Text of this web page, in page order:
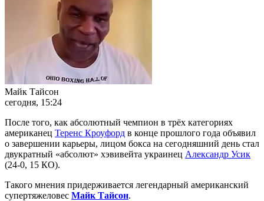
Майк Тайсон
сегодня, 15:24
После того, как абсолютный чемпион в трёх категориях
американец Теренс Кроуфорд в конце прошлого года объявил
о завершении карьеры, лицом бокса на сегодняшний день стал
двукратный «абсолют» хэвивейта украинец Александр Усик
(24-0, 15 КО).
Такого мнения придерживается легендарный американский
супертяжеловес Майк Тайсон.